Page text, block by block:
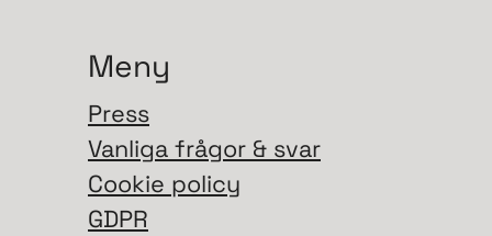
Meny
Press
Vanliga frågor & svar
Cookie policy
GDPR